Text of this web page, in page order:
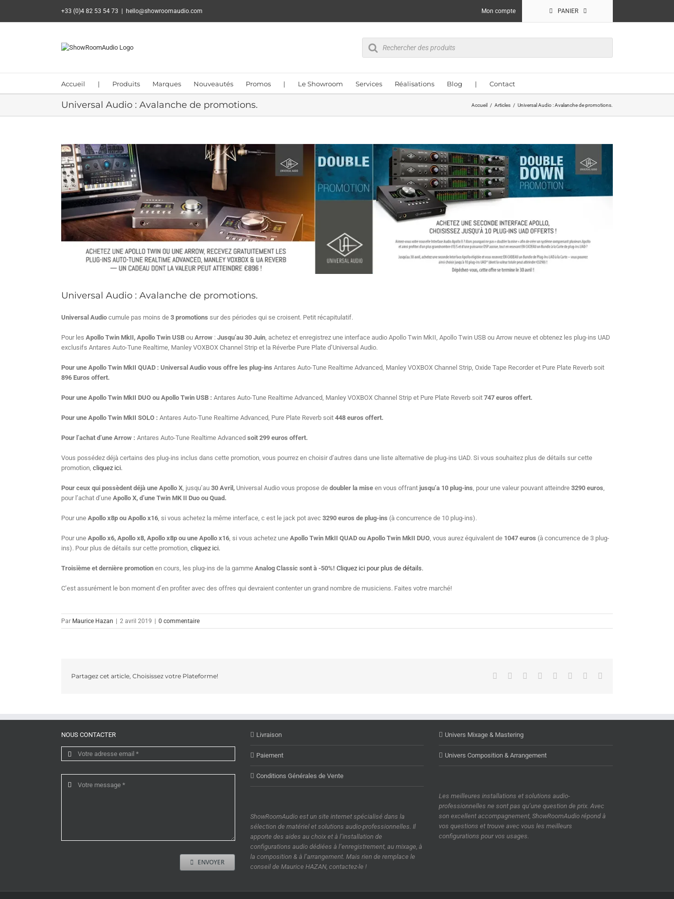
contenu
+33 (0)4 82 53 54 73 hello@showroomaudio.com Mon compte PANIER
Recherche
produits
Accueil | Produits Marques Nouveautés Promos | Le Showroom Services Réalisations Blog | Contact
Universal Audio : Avalanche de promotions. Accueil Articles Universal Audio : Avalanche de promotions.
Universal Audio : Avalanche de promotions.
Universal Audio cumule pas moins de 3 promotions sur des périodes qui se croisent. Petit récapitulatif.
Pour les Apollo Twin MkII, Apollo Twin USB ou Arrow : Jusqu’au 30 Juin, achetez et enregistrez une interface audio Apollo Twin MkII, Apollo Twin USB ou Arrow neuve et obtenez les plug-ins UAD
exclusifs Antares Auto-Tune Realtime, Manley VOXBOX Channel Strip et la Réverbe Pure Plate d’Universal Audio.
Pour une Apollo Twin MkII QUAD : Universal Audio vous offre les plug-ins Antares Auto-Tune Realtime Advanced, Manley VOXBOX Channel Strip, Oxide Tape Recorder et Pure Plate Reverb soit
896 Euros offert.
Pour une Apollo Twin MkII DUO ou Apollo Twin USB : Antares Auto-Tune Realtime Advanced, Manley VOXBOX Channel Strip et Pure Plate Reverb soit 747 euros offert.
Pour une Apollo Twin MkII SOLO : Antares Auto-Tune Realtime Advanced, Pure Plate Reverb soit 448 euros offert.
Pour l’achat d’une Arrow : Antares Auto-Tune Realtime Advanced soit 299 euros offert.
Vous possédez déjà certains des plug-ins inclus dans cette promotion, vous pourrez en choisir d’autres dans une liste alternative de plug-ins UAD. Si vous souhaitez plus de détails sur cette
promotion, cliquez ici.
Pour ceux qui possèdent déjà une Apollo X, jusqu’au 30 Avril, Universal Audio vous propose de doubler la mise en vous offrant jusqu’a 10 plug-ins, pour une valeur pouvant atteindre 3290 euros,
pour l’achat d’une Apollo X, d’une Twin MK II Duo ou Quad.
Pour une Apollo x8p ou Apollo x16, si vous achetez la même interface, c est le jack pot avec 3290 euros de plug-ins (à concurrence de 10 plug-ins).
Pour une Apollo x6, Apollo x8, Apollo x8p ou une Apollo x16, si vous achetez une Apollo Twin MkII QUAD ou Apollo Twin MkII DUO, vous aurez équivalent de 1047 euros (à concurrence de 3 plug-
ins). Pour plus de détails sur cette promotion, cliquez ici.
Troisième et dernière promotion en cours, les plug-ins de la gamme Analog Classic sont à -50%! Cliquez ici pour plus de détails.
C’est assurément le bon moment d’en profiter avec des offres qui devraient contenter un grand nombre de musiciens. Faites votre marché!
Par Maurice Hazan 2 avril 2019 0 commentaire
Partagez cet article, Choisissez votre Plateforme! Facebook Reddit LinkedIn
TumblrPinterest
NOUS CONTACTER
ENVOYER
Livraison
Paiement
Conditions Générales de Vente
ShowRoomAudio est un site internet spécialisé dans la
sélection de matériel et solutions audio-professionnelles. Il
apporte des aides au choix et à l’installation de
configurations audio dédiées à l’enregistrement, au mixage, à
la composition & à l’arrangement. Mais rien de remplace le
conseil de Maurice HAZAN, contactez-le !
Univers Mixage & Mastering
Univers Composition & Arrangement
Les meilleures installations et solutions audio-
professionnelles ne sont pas qu’une question de prix. Avec
son excellent accompagnement, ShowRoomAudio répond à
vos questions et trouve avec vous les meilleurs
configurations pour vos usages.